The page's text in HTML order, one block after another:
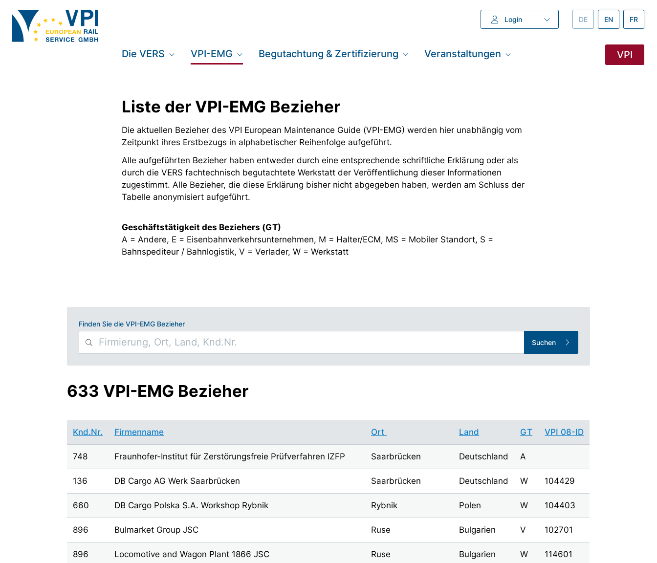
Login DEUTSCH –
DE ENGLISH –
EN FR
Die VERS VPI-EMG Begutachtung & Zertifizierung Veranstaltungen VPI
Liste der VPI-EMG Bezieher
Die aktuellen Bezieher des VPI European Maintenance Guide (VPI-EMG) werden hier unabhängig vom
Zeitpunkt ihres Erstbezugs in alphabetischer Reihenfolge aufgeführt.
Alle aufgeführten Bezieher haben entweder durch eine entsprechende schriftliche Erklärung oder als
durch die VERS fachtechnisch begutachtete Werkstatt der Veröffentlichung dieser Informationen
zugestimmt. Alle Bezieher, die diese Erklärung bisher nicht abgegeben haben, werden am Schluss der
Tabelle anonymisiert aufgeführt.
Geschäftstätigkeit des Beziehers (GT)
A = Andere, E = Eisenbahnverkehrsunternehmen, M = Halter/ECM, MS = Mobiler Standort, S =
Bahnspediteur / Bahnlogistik, V = Verlader, W = Werkstatt
Finden Sie die VPI-EMG Bezieher
Suchen
633 VPI-EMG Bezieher
Knd.Nr. Firmenname Ort Land GT VPI 08-ID
748 Fraunhofer-Institut für Zerstörungsfreie Prüfverfahren IZFP Saarbrücken Deutschland A
136 DB Cargo AG Werk Saarbrücken Saarbrücken Deutschland W 104429
660 DB Cargo Polska S.A. Workshop Rybnik Rybnik Polen W 104403
896 Bulmarket Group JSC Ruse Bulgarien V 102701
896 Locomotive and Wagon Plant 1866 JSC Ruse Bulgarien W 114601